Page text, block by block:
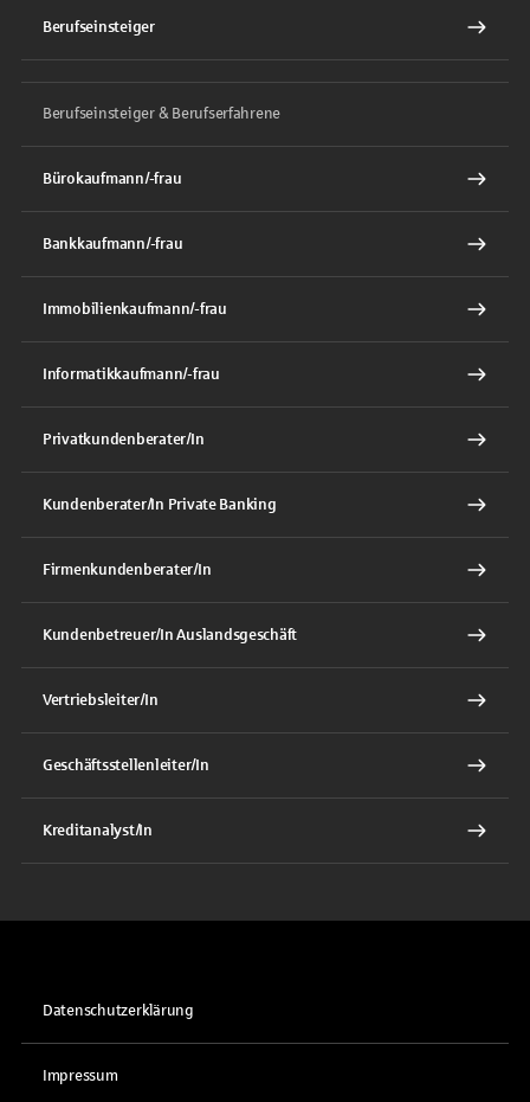
Berufseinsteiger
Berufseinsteiger & Berufserfahrene
Bürokaufmann/-frau
Bankkaufmann/-frau
Immobilienkaufmann/-frau
Informatikkaufmann/-frau
Privatkundenberater/In
Kundenberater/In Private Banking
Firmenkundenberater/In
Kundenbetreuer/In Auslandsgeschäft
Vertriebsleiter/In
Geschäftsstellenleiter/In
Kreditanalyst/In
Datenschutzerklärung
Impressum